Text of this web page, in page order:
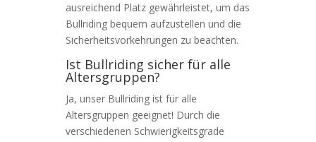
ausreichend Platz gewährleistet, um das
Bullriding bequem aufzustellen und die
Sicherheitsvorkehrungen zu beachten.
Ist Bullriding sicher für alle
Altersgruppen?
Ja, unser Bullriding ist für alle
Altersgruppen geeignet! Durch die
verschiedenen Schwierigkeitsgrade